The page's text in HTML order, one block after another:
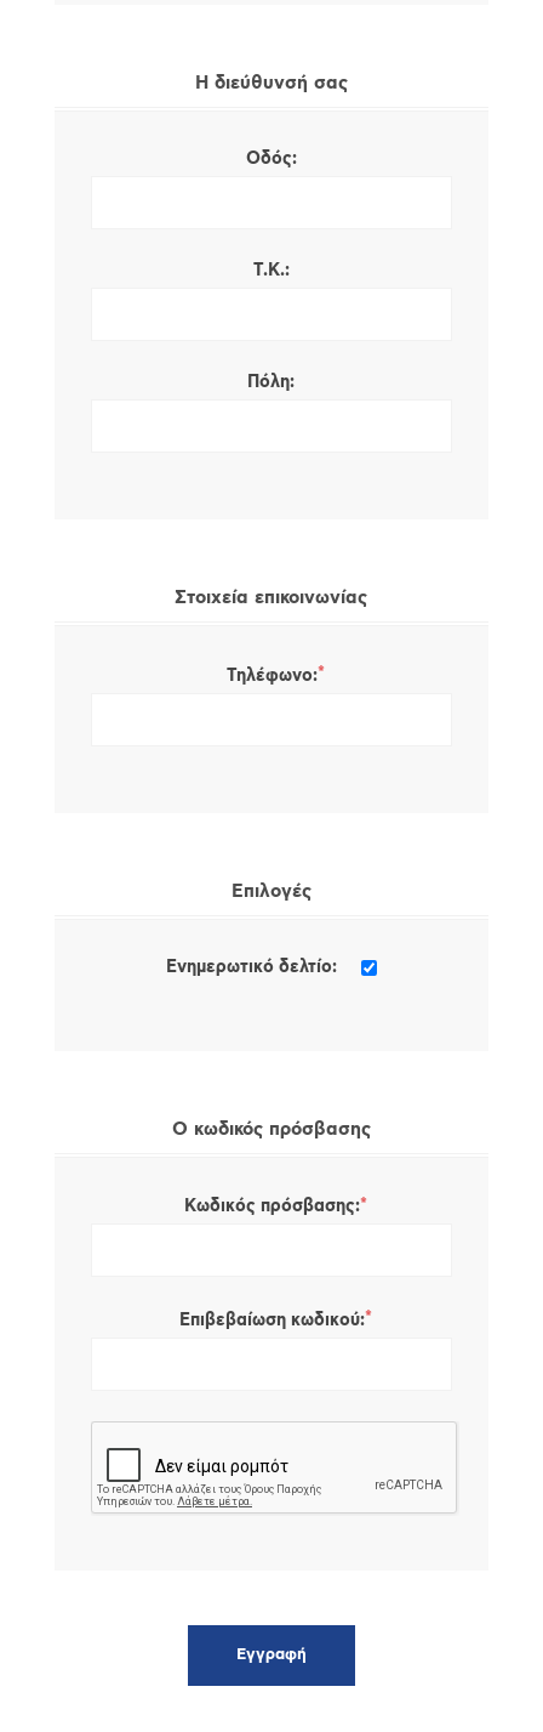
Η διεύθυνσή σας
Οδός:
Τ.Κ.:
Πόλη:
Στοιχεία επικοινωνίας
Τηλέφωνο:*
Επιλογές
Ενημερωτικό δελτίο:
Ο κωδικός πρόσβασης
Κωδικός πρόσβασης:*
Επιβεβαίωση κωδικού:*